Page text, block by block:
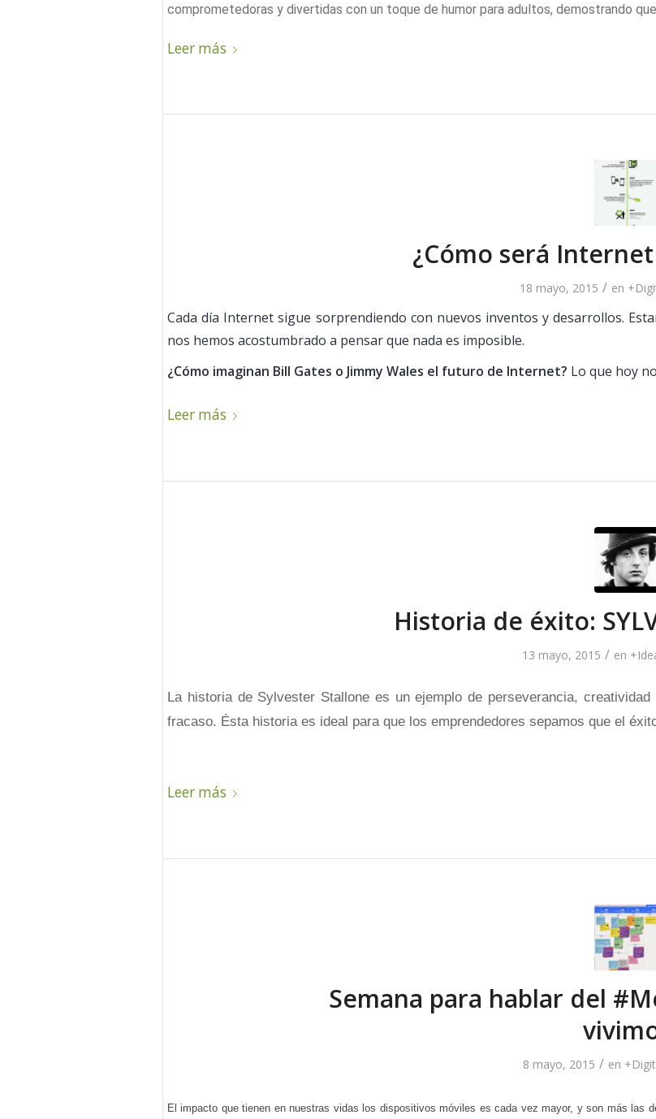
comprometedoras y divertidas con un toque de humor para adultos, demostrando
Leer más
¿Cómo será
18 mayo, 2015 / en
Cada día Internet sigue sorprendiendo con nuevos inventos y desarrollos.
nos hemos acostumbrado a pensar que nada es imposible.
¿Cómo imaginan Bill Gates o Jimmy Wales el futuro de Internet? Lo que hoy
Leer más
Historia de éxito:
13 mayo, 2015 / en
La historia de Sylvester Stallone es un ejemplo de perseverancia,
fracaso. Ésta historia es ideal para que los emprendedores sepamos que el
Leer más
Semana para hablar del
8 mayo, 2015 / en
El impacto que tienen en nuestras vidas los dispositivos móviles es cada vez mayor, y son más las